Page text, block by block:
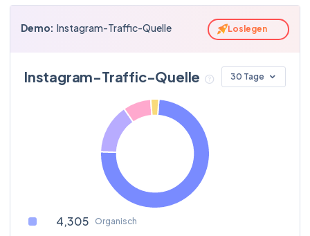
vacation
78
neilparikh
bookingcom
94
alyssameiliu
mysamsonite
jicecream
travelluggage
jordiepieface
Demo: Instagram-Traffic-Quelle Loslegen
Instagram-Traffic-Quelle 30 Tage
4,305 Organisch